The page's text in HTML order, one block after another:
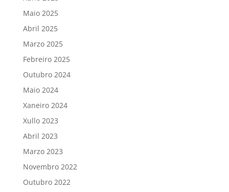
Maio 2025
Abril 2025
Marzo 2025
Febreiro 2025
Outubro 2024
Maio 2024
Xaneiro 2024
Xullo 2023
Abril 2023
Marzo 2023
Novembro 2022
Outubro 2022